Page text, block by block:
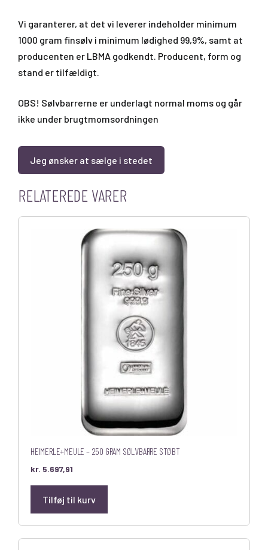
Vi garanterer, at det vi leverer indeholder minimum
1000 gram finsølv i minimum lødighed 99,9%, samt at
producenten er LBMA godkendt. Producent, form og
stand er tilfældigt.
OBS! Sølvbarrerne er underlagt normal moms og går
ikke under brugtmomsordningen
Jeg ønsker at sælge i stedet
RELATEREDE VARER
HEIMERLE+MEULE – 250 GRAM SØLVBARRE STØBT
kr. 5.697,91
Tilføj til kurv